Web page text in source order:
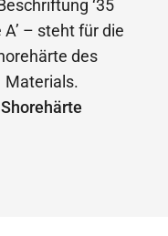
Shorehärte